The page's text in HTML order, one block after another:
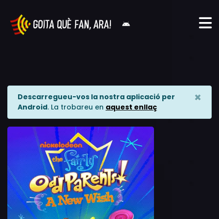
Descarregueu-vos la nostra aplicació per
Android. La trobareu en aquest enllaç
×